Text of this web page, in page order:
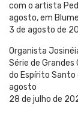
com o artista
agosto, em
3 de agosto de
Organista
Série de
do Espírito Santo
agosto
28 de julho de